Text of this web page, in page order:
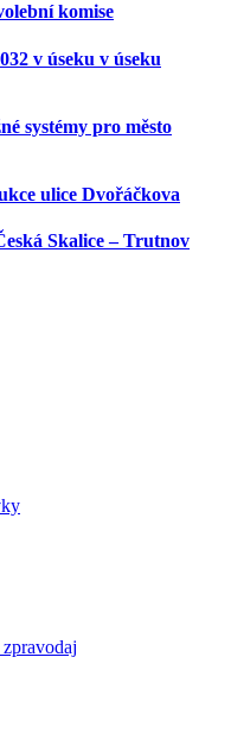
komise
v úseku v úseku
systémy pro město
ulice Dvořáčkova
Skalice – Trutnov